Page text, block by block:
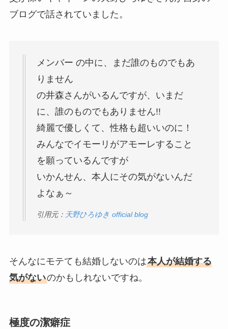
ブログで話されていました。
メンバー の中に、まだ誰のものでもあ
りません
の井森さんがいるんですが、いまだ
に、誰のものでもありません!!
綺麗で優しくて、性格も超いいのに！
みんなでイモーリがアモーレすること
を願っているんですが
いかんせん、本人にその気がないんだ
よなぁ～
引用元： 天野ひろゆき official blog
そんなにモテても結婚しないのは本人が結婚する
気がないのかもしれないですね。
極度の潔癖症